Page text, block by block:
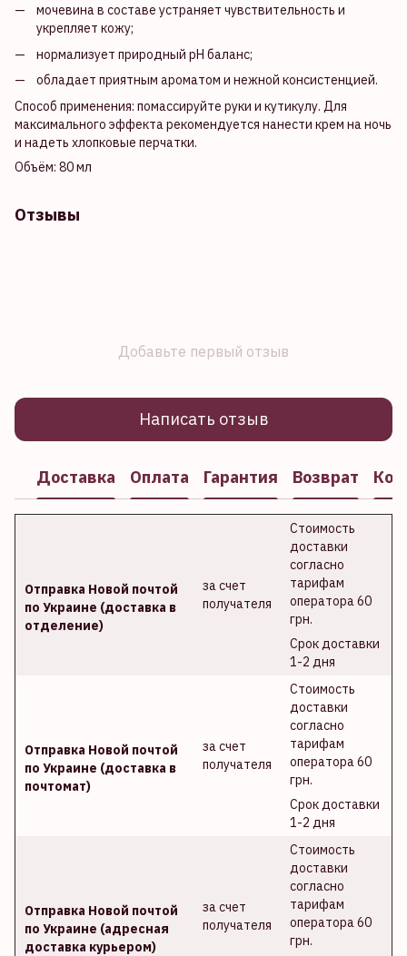
мочевина в составе устраняет чувствительность и
укрепляет кожу;
нормализует природный pH баланс;
обладает приятным ароматом и нежной консистенцией.
Способ применения: помассируйте руки и кутикулу. Для
максимального эффекта рекомендуется нанести крем на ночь
и надеть хлопковые перчатки.
Объём: 80 мл
Отзывы
Добавьте первый отзыв
Написать отзыв
Доставка Оплата Гарантия Возврат
Отправка Новой почтой
по Украине (доставка в
отделение)
за счет
получателя
Стоимость
доставки
согласно
тарифам
оператора 60
грн.
Срок доставки
1-2 дня
Отправка Новой почтой
по Украине (доставка в
почтомат)
за счет
получателя
Стоимость
доставки
согласно
тарифам
оператора 60
грн.
Срок доставки
1-2 дня
Отправка Новой почтой
по Украине (адресная
доставка курьером)
за счет
получателя
Стоимость
доставки
согласно
тарифам
оператора 60
грн.